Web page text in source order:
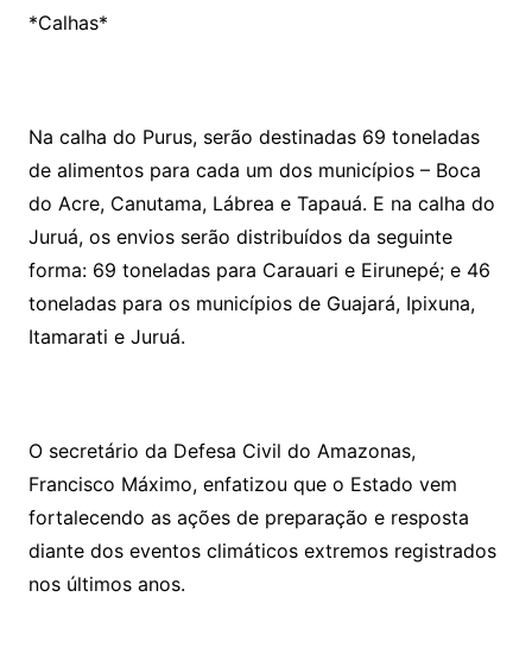
*Calhas*
Na calha do Purus, serão destinadas 69 toneladas
de alimentos para cada um dos municípios – Boca
do Acre, Canutama, Lábrea e Tapauá. E na calha do
Juruá, os envios serão distribuídos da seguinte
forma: 69 toneladas para Carauari e Eirunepé; e 46
toneladas para os municípios de Guajará, Ipixuna,
Itamarati e Juruá.
O secretário da Defesa Civil do Amazonas,
Francisco Máximo, enfatizou que o Estado vem
fortalecendo as ações de preparação e resposta
diante dos eventos climáticos extremos registrados
nos últimos anos.